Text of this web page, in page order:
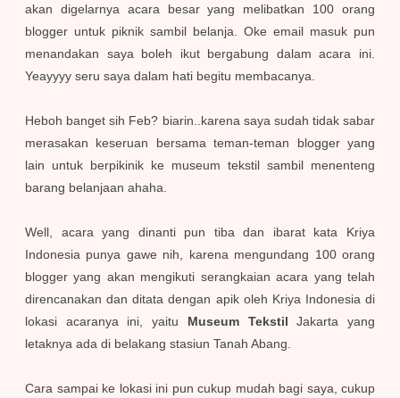
akan digelarnya acara besar yang melibatkan 100 orang
blogger untuk piknik sambil belanja. Oke email masuk pun
menandakan saya boleh ikut bergabung dalam acara ini.
Yeayyyy seru saya dalam hati begitu membacanya.
Heboh banget sih Feb? biarin..karena saya sudah tidak sabar
merasakan keseruan bersama teman-teman blogger yang
lain untuk berpikinik ke museum tekstil sambil menenteng
barang belanjaan ahaha.
Well, acara yang dinanti pun tiba dan ibarat kata Kriya
Indonesia punya gawe nih, karena mengundang 100 orang
blogger yang akan mengikuti serangkaian acara yang telah
direncanakan dan ditata dengan apik oleh Kriya Indonesia di
lokasi acaranya ini, yaitu Museum Tekstil Jakarta yang
letaknya ada di belakang stasiun Tanah Abang.
Cara sampai ke lokasi ini pun cukup mudah bagi saya, cukup